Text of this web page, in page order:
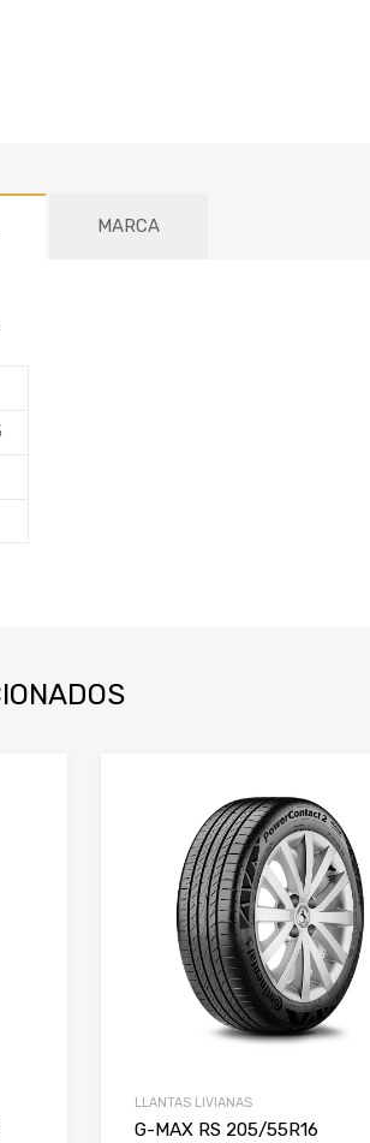
MARCA
LLANTAS LIVIANAS
G-MAX RS 205/55R16